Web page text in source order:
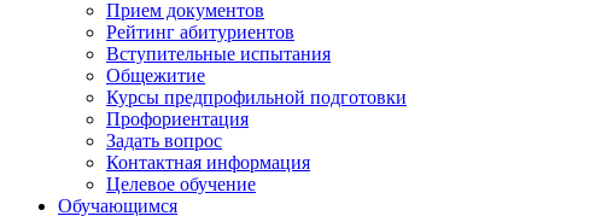
Прием документов
Рейтинг абитуриентов
Вступительные испытания
Общежитие
Курсы предпрофильной подготовки
Профориентация
Задать вопрос
Контактная информация
Целевое обучение
Обучающимся